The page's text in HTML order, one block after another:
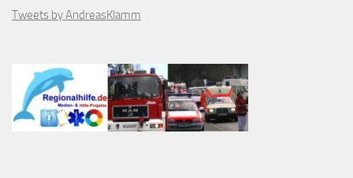
Tweets by AndreasKlamm